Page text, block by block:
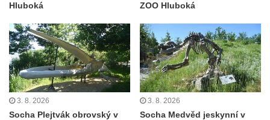
Sloup s kaplicí (boží muka) v Kyjích
Sloup Panny Marie v Třebechovicích pod
Orebem
Sloup Nejsvětější Trojice v Třebechovicích
pod Orebem
Sloup s kaplicí (boží muka) Kamenická
Nová Víska
Hluboká
ZOO Hluboká
3. 8. 2026
Socha Plejtvák obrovský v
3. 8. 2026
Socha Medvěd jeskynní v